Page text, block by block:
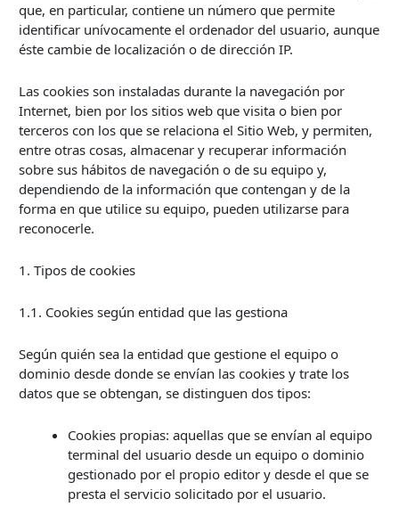
que, en particular, contiene un número que permite
identificar unívocamente el ordenador del usuario, aunque
éste cambie de localización o de dirección IP.
Las cookies son instaladas durante la navegación por
Internet, bien por los sitios web que visita o bien por
terceros con los que se relaciona el Sitio Web, y permiten,
entre otras cosas, almacenar y recuperar información
sobre sus hábitos de navegación o de su equipo y,
dependiendo de la información que contengan y de la
forma en que utilice su equipo, pueden utilizarse para
reconocerle.
1. Tipos de cookies
1.1. Cookies según entidad que las gestiona
Según quién sea la entidad que gestione el equipo o
dominio desde donde se envían las cookies y trate los
datos que se obtengan, se distinguen dos tipos:
Cookies propias: aquellas que se envían al equipo
terminal del usuario desde un equipo o dominio
gestionado por el propio editor y desde el que se
presta el servicio solicitado por el usuario.